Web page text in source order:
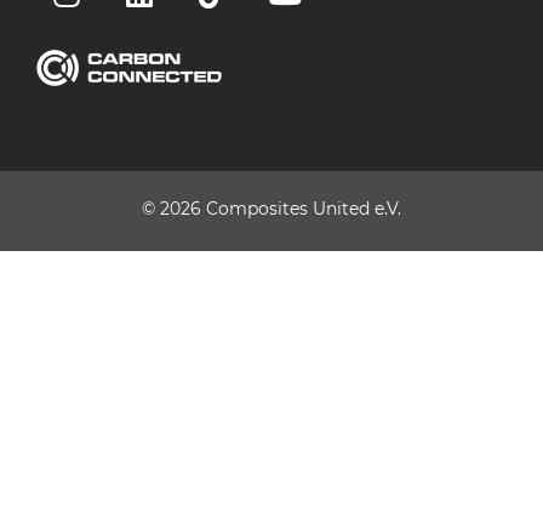
© 2026 Composites United e.V.